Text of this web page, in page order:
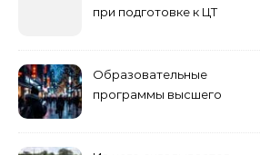
при подготовке к ЦТ
Образовательные
программы высшего